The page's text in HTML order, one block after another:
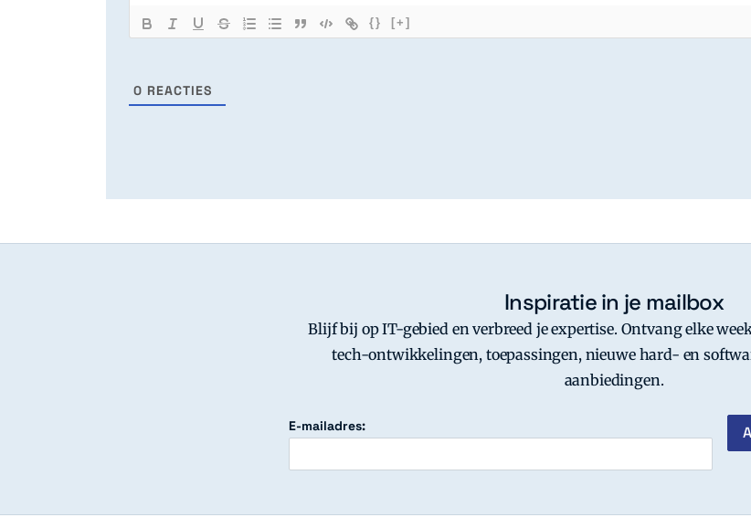
{} [+]
0 REACTIES
Inspiratie in je mailbox
Blijf bij op IT-gebied en verbreed je expertise. Ontvang elke
tech-ontwikkelingen, toepassingen, nieuwe hard- en
aanbiedingen.
E-mailadres: